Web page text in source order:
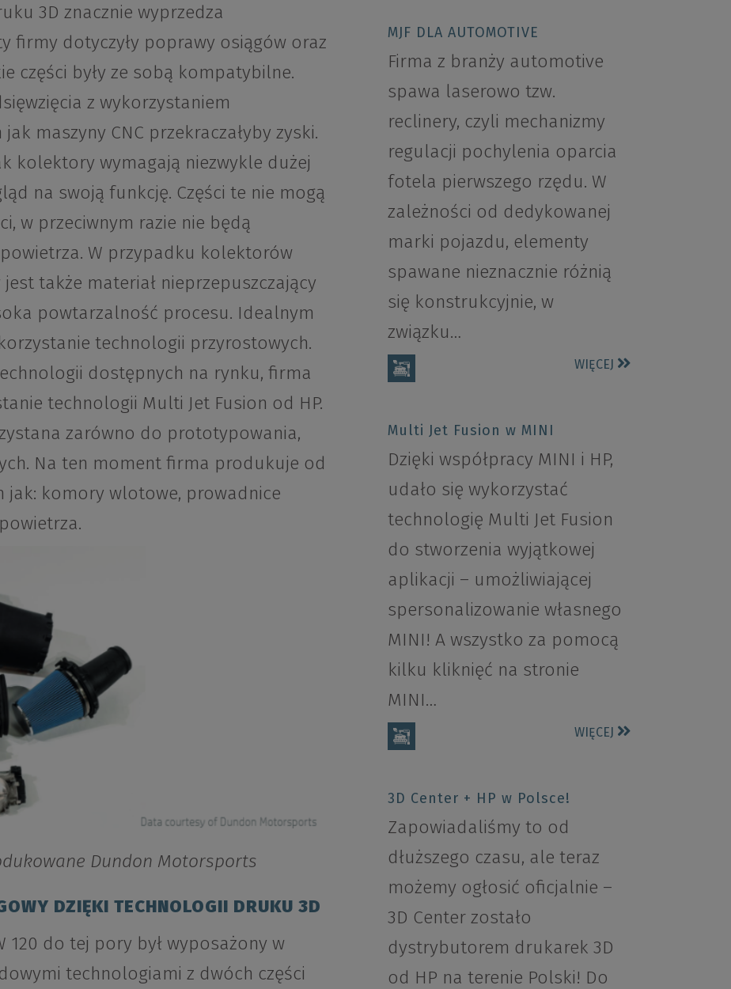
3D znacznie wyprzedza
firmy dotyczyły poprawy osiągów oraz
części były ze sobą kompatybilne.
z wykorzystaniem
maszyny CNC przekraczałyby zyski.
kolektory wymagają niezwykle dużej
na swoją funkcję. Części te nie mogą
w przeciwnym razie nie będą
W przypadku kolektorów
także materiał nieprzepuszczający
powtarzalność procesu. Idealnym
technologii przyrostowych.
dostępnych na rynku, firma
technologii Multi Jet Fusion od HP.
zarówno do prototypowania,
Na ten moment firma produkuje od
jak: komory wlotowe, prowadnice
Dundon Motorsports
DZIĘKI TECHNOLOGII DRUKU 3D
120 do tej pory był wyposażony w
technologiami z dwóch części
MJF DLA AUTOMOTIVE
Firma z branży automotive
spawa laserowo tzw.
reclinery, czyli mechanizmy
regulacji pochylenia oparcia
fotela pierwszego rzędu. W
zależności od dedykowanej
marki pojazdu, elementy
spawane nieznacznie różnią
się konstrukcyjnie, w
związku…
WIĘCEJ
Multi Jet Fusion w MINI
Dzięki współpracy MINI i HP,
udało się wykorzystać
technologię Multi Jet Fusion
do stworzenia wyjątkowej
aplikacji – umożliwiającej
spersonalizowanie własnego
MINI! A wszystko za pomocą
kilku kliknięć na stronie
MINI…
WIĘCEJ
3D Center + HP w Polsce!
Zapowiadaliśmy to od
dłuższego czasu, ale teraz
możemy ogłosić oficjalnie –
3D Center zostało
dystrybutorem drukarek 3D
od HP na terenie Polski! Do